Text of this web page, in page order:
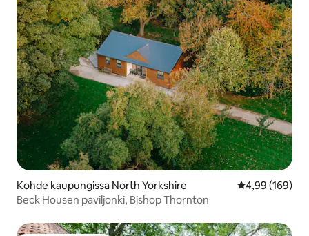
Kohde kaupungissa North Yorkshire
4,99 (169)
Beck Housen paviljonki, Bishop Thornton